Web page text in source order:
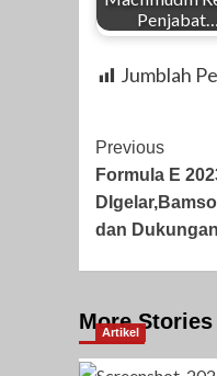
Penjabat…
Jumblah
Post
Previous
Formula E
dan Dukungan
More Stories
Artikel